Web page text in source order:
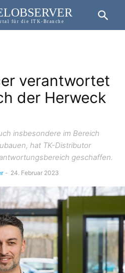
für die ITK-Branche
verantwortet
der Herweck
insbesondere im Bereich
hat TK-Distributor
geschaffen.
- 24. Februar 2023